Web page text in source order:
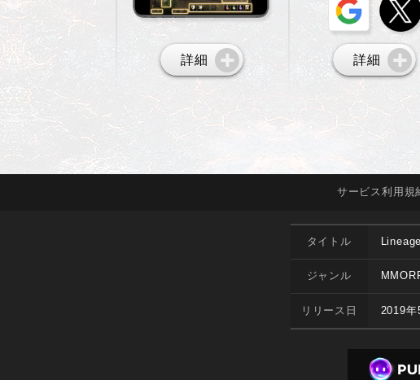
詳細 詳細
サービス利用規
タイトル
ジャンル
リリース日 2019年